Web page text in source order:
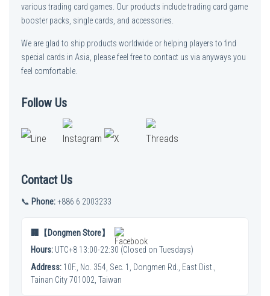
various trading card games. Our products include trading card game
booster packs, single cards, and accessories.
We are glad to ship products worldwide or helping players to find
special cards in Asia, please feel free to contact us via anyways you
feel comfortable.
Follow Us
Contact Us
📞 Phone:+886 6 2003233
🏢【Dongmen Store】
Hours: UTC+8 13:00-22:30 (Closed on Tuesdays)
Address: 10F., No. 354, Sec. 1, Dongmen Rd., East Dist.,
Tainan City 701002, Taiwan